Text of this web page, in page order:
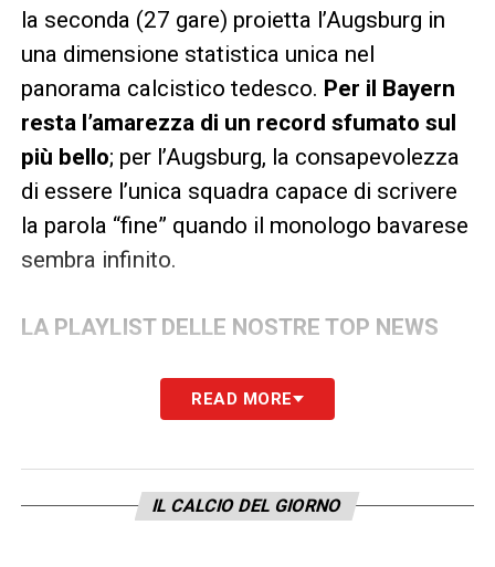
la seconda (27 gare) proietta l’Augsburg in
una dimensione statistica unica nel
panorama calcistico tedesco. Per il Bayern
resta l’amarezza di un record sfumato sul
più bello; per l’Augsburg, la consapevolezza
di essere l’unica squadra capace di scrivere
la parola “fine” quando il monologo bavarese
sembra infinito.
LA PLAYLIST DELLE NOSTRE TOP NEWS
READ MORE
IL CALCIO DEL GIORNO